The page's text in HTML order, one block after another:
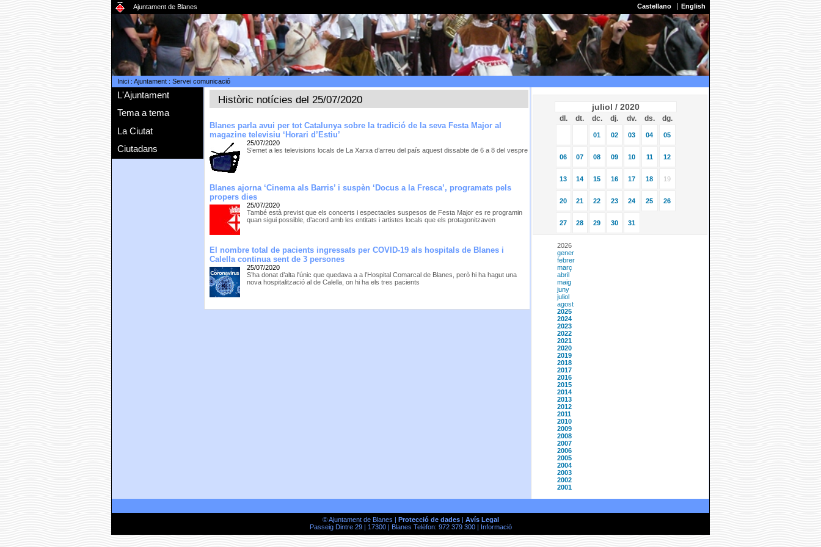
Ajuntament de Blanes Castellano English
Inici: Ajuntament: Servei comunicació
L'Ajuntament
Tema a tema
La Ciutat
Ciutadans
Històric notícies del 25/07/2020
Blanes parla avui per tot Catalunya sobre la tradició de la seva Festa Major al
magazine televisiu ‘Horari d’Estiu’
25/07/2020
S’emet a les televisions locals de La Xarxa d’arreu del país aquest dissabte de 6 a 8 del vespre
Blanes ajorna ‘Cinema als Barris’ i suspèn ‘Docus a la Fresca’, programats pels
propers dies
25/07/2020
També està previst que els concerts i espectacles suspesos de Festa Major es re programin
quan sigui possible, d’acord amb les entitats i artistes locals que els protagonitzaven
El nombre total de pacients ingressats per COVID-19 als hospitals de Blanes i
Calella continua sent de 3 persones
25/07/2020
S’ha donat d’alta l'únic que quedava a a l’Hospital Comarcal de Blanes, però hi ha hagut una
nova hospitalització al de Calella, on hi ha els tres pacients
juliol / 2020
dl. dt. dc. dj. dv. ds. dg.
01 02 03 04 05
06 07 08 09 10 11 12
13 14 15 16 17 18 19
20 21 22 23 24 25 26
27 28 29 30 31
2026
gener
febrer
març
abril
maig
juny
juliol
agost
2025
2024
2023
2022
2021
2020
2019
2018
2017
2016
2015
2014
2013
2012
2011
2010
2009
2008
2007
2006
2005
2004
2003
2002
2001
© Ajuntament de Blanes | Protecció de dades| Avís Legal
Passeig Dintre 29 | 17300 | Blanes Telèfon: 972 379 300 |
Informació